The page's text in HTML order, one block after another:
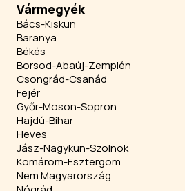
Vármegyék
Bács-Kiskun
Baranya
Békés
Borsod-Abaúj-Zemplén
Csongrád-Csanád
Fejér
Győr-Moson-Sopron
Hajdú-Bihar
Heves
Jász-Nagykun-Szolnok
Komárom-Esztergom
Nem Magyarország